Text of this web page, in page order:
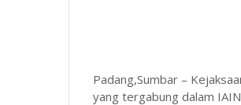
Padang,Sumbar –
yang tergabung dalam